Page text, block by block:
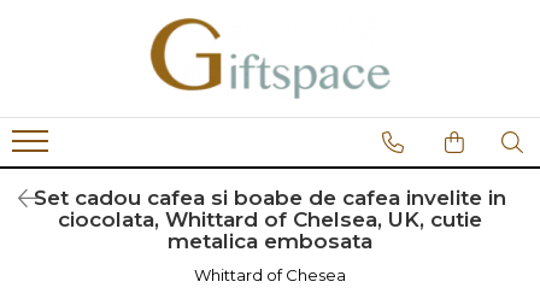
cafea instant
cafea capsule
Cafea boabe
cafea macinata cu aroma
ceai alb
ceai verde
ceai negru
infuzii de fructe si plante
Dulciuri si snackuri
biscuiti
ciocolata
dulceata si gem
Set cadou cafea si boabe de cafea invelite in
ciocolata, Whittard of Chelsea, UK, cutie
metalica embosata
Whittard of Chesea